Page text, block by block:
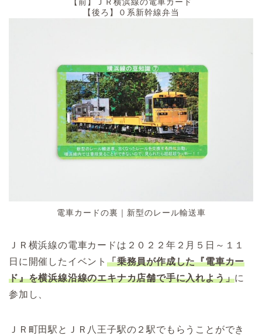
【後ろ】０系新幹線弁当
電車カードの裏｜新型のレール輸送車
ＪＲ横浜線の電車カードは２０２２年２月５日～１１
日に開催したイベント 「乗務員が作成した『電車カー
ド』を横浜線沿線のエキナカ店舗で手に入れよう」に
参加し、
ＪＲ町田駅とＪＲ八王子駅の２駅でもらうことができ